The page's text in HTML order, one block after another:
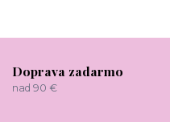
Doprava zadarmo
nad 90 €